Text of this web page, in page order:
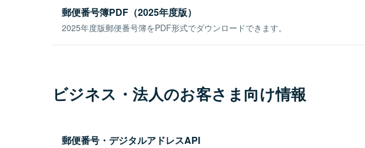
郵便番号簿PDF（2025年度版）
2025年度版郵便番号簿をPDF形式でダウンロードできます。
ビジネス・法人のお客さま向け情報
郵便番号・デジタルアドレスAPI